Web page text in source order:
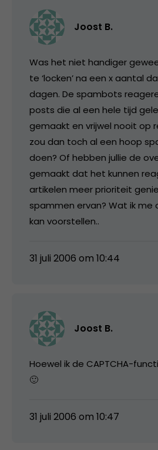
Joost B.
Was het niet handiger
te ‘locken’ na een x aantal
dagen. De spambots
posts die al een hele tijd
gemaakt en vrijwel nooit op
zou dan toch al een hoop
doen? Of hebben jullie de
gemaakt dat het kunnen
artikelen meer prioriteit
spammen ervan? Wat ik me
kan voorstellen..
31 juli 2006 om 10:44
Joost B.
Hoewel ik de CAPTCHA-
🙂
31 juli 2006 om 10:47